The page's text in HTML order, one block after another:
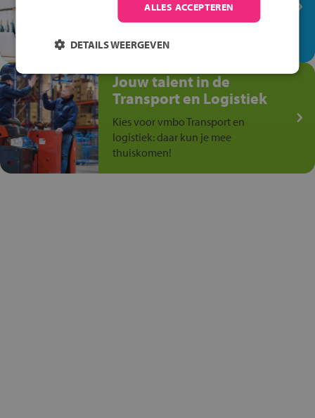
Ontdek via het vmbo jouw talent
op de winkelvloer, waar elke dag
anders is!
Jouw talent in de
Transport en Logistiek
Kies voor vmbo Transport en
logistiek: daar kun je mee
thuiskomen!
ALLES ACCEPTEREN
DETAILS WEERGEVEN